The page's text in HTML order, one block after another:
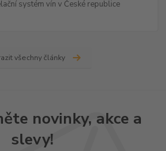
systém vín v České republice
všechny články
novinky, akce a
slevy!